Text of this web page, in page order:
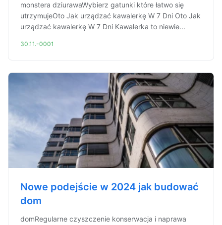
monstera dziurawaWybierz gatunki które łatwo się
utrzymujeOto Jak urządzać kawalerkę W 7 Dni Oto Jak
urządzać kawalerkę W 7 Dni Kawalerka to niewie...
30.11.-0001
Nowe podejście w 2024 jak budować
dom
domRegularne czyszczenie konserwacja i naprawa